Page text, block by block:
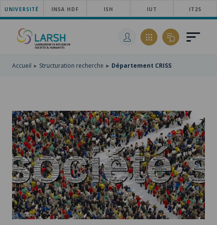
ACCÉDER
AU
MENU
PRINCIPAL
ALLER
AU
CONTENU
ACCÉDER
RECHERCHE
UNIVERSITÉ INSA HDF ISH IUT IT2S
Accueil Structuration recherche Département CRISS